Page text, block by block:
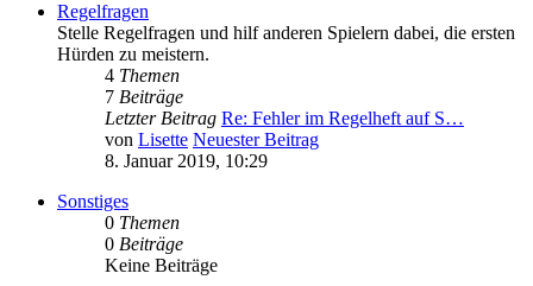
Regelfragen
Stelle Regelfragen und hilf anderen Spielern dabei, die ersten
Hürden zu meistern.
4 Themen
7 Beiträge
Letzter Beitrag Re: Fehler im Regelheft auf S…
von Lisette Neuester Beitrag
8. Januar 2019, 10:29
Sonstiges
0 Themen
0 Beiträge
Keine Beiträge